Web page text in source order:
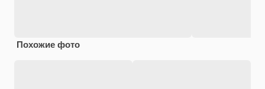
Похожие фото